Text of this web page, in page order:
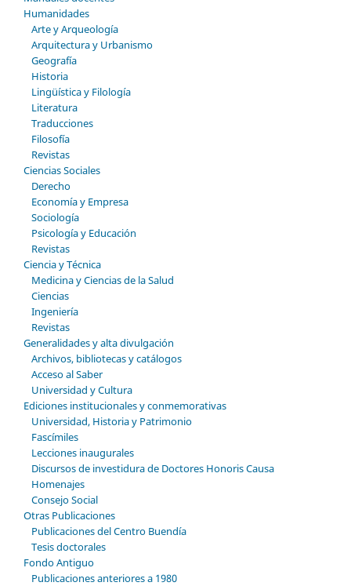
Humanidades
Arte y Arqueología
Arquitectura y Urbanismo
Geografía
Historia
Lingüística y Filología
Literatura
Traducciones
Filosofía
Revistas
Ciencias Sociales
Derecho
Economía y Empresa
Sociología
Psicología y Educación
Revistas
Ciencia y Técnica
Medicina y Ciencias de la Salud
Ciencias
Ingeniería
Revistas
Generalidades y alta divulgación
Archivos, bibliotecas y catálogos
Acceso al Saber
Universidad y Cultura
Ediciones institucionales y conmemorativas
Universidad, Historia y Patrimonio
Fascímiles
Lecciones inaugurales
Discursos de investidura de Doctores Honoris Causa
Homenajes
Consejo Social
Otras Publicaciones
Publicaciones del Centro Buendía
Tesis doctorales
Fondo Antiguo
Publicaciones anteriores a 1980